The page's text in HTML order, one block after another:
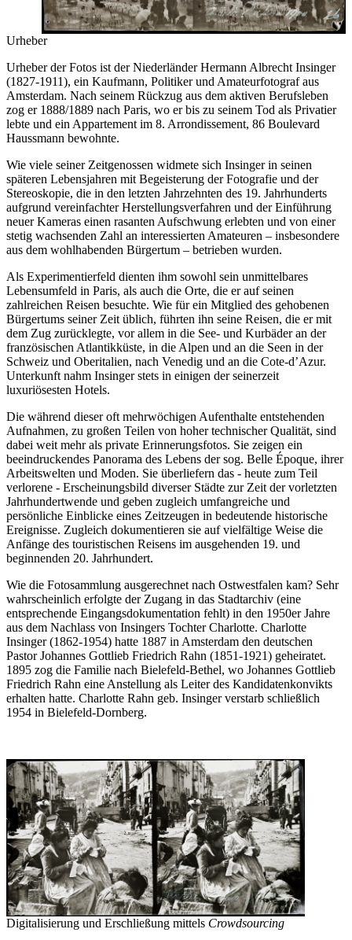
Urheber
Urheber der Fotos ist der Niederländer Hermann Albrecht Insinger
(1827-1911), ein Kaufmann, Politiker und Amateurfotograf aus
Amsterdam. Nach seinem Rückzug aus dem aktiven Berufsleben
zog er 1888/1889 nach Paris, wo er bis zu seinem Tod als Privatier
lebte und ein Appartement im 8. Arrondissement, 86 Boulevard
Haussmann bewohnte.
Wie viele seiner Zeitgenossen widmete sich Insinger in seinen
späteren Lebensjahren mit Begeisterung der Fotografie und der
Stereoskopie, die in den letzten Jahrzehnten des 19. Jahrhunderts
aufgrund vereinfachter Herstellungsverfahren und der Einführung
neuer Kameras einen rasanten Aufschwung erlebten und von einer
stetig wachsenden Zahl an interessierten Amateuren – insbesondere
aus dem wohlhabenden Bürgertum – betrieben wurden.
Als Experimentierfeld dienten ihm sowohl sein unmittelbares
Lebensumfeld in Paris, als auch die Orte, die er auf seinen
zahlreichen Reisen besuchte. Wie für ein Mitglied des gehobenen
Bürgertums seiner Zeit üblich, führten ihn seine Reisen, die er mit
dem Zug zurücklegte, vor allem in die See- und Kurbäder an der
französischen Atlantikküste, in die Alpen und an die Seen in der
Schweiz und Oberitalien, nach Venedig und an die Cote-d’Azur.
Unterkunft nahm Insinger stets in einigen der seinerzeit
luxuriösesten Hotels.
Die während dieser oft mehrwöchigen Aufenthalte entstehenden
Aufnahmen, zu großen Teilen von hoher technischer Qualität, sind
dabei weit mehr als private Erinnerungsfotos. Sie zeigen ein
beeindruckendes Panorama des Lebens der sog. Belle Époque, ihrer
Arbeitswelten und Moden. Sie überliefern das - heute zum Teil
verlorene - Erscheinungsbild diverser Städte zur Zeit der vorletzten
Jahrhundertwende und geben zugleich umfangreiche und
persönliche Einblicke eines Zeitzeugen in bedeutende historische
Ereignisse. Zugleich dokumentieren sie auf vielfältige Weise die
Anfänge des touristischen Reisens im ausgehenden 19. und
beginnenden 20. Jahrhundert.
Wie die Fotosammlung ausgerechnet nach Ostwestfalen kam? Sehr
wahrscheinlich erfolgte der Zugang in das Stadtarchiv (eine
entsprechende Eingangsdokumentation fehlt) in den 1950er Jahre
aus dem Nachlass von Insingers Tochter Charlotte. Charlotte
Insinger (1862-1954) hatte 1887 in Amsterdam den deutschen
Pastor Johannes Gottlieb Friedrich Rahn (1851-1921) geheiratet.
1895 zog die Familie nach Bielefeld-Bethel, wo Johannes Gottlieb
Friedrich Rahn eine Anstellung als Leiter des Kandidatenkonvikts
erhalten hatte. Charlotte Rahn geb. Insinger verstarb schließlich
1954 in Bielefeld-Dornberg.
Digitalisierung und Erschließung mittels Crowdsourcing